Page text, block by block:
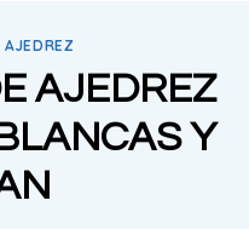
AJEDREZ
AJEDREZ
Y